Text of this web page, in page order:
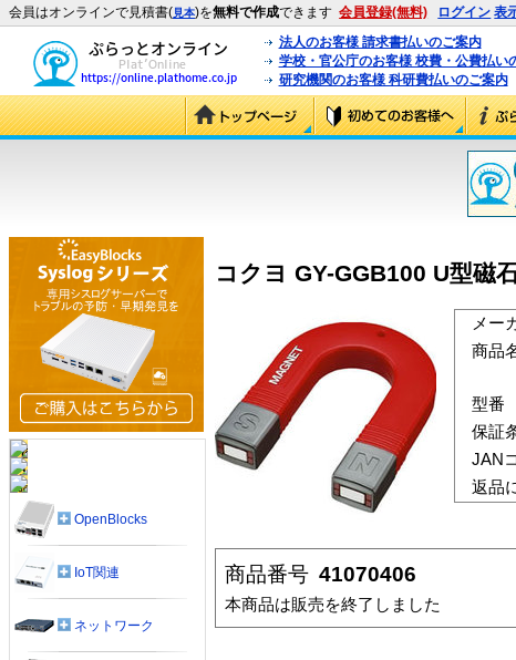
会員はオンラインで見積書(見本)を無料で作成できます 会員登録(無料) ログイン 表
法人のお客様 請求書払いのご案内
学校・官公庁のお客様 校費・公費払い
研究機関のお客様 科研費払いのご案内
コクヨ GY-GGB100 U型磁
メー
商品
型番
保証
JAN
返品
商品番号 41070406
本商品は販売を終了しました
OpenBlocks
IoT関連
ネットワーク